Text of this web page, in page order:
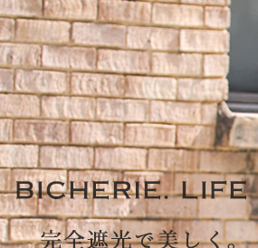
長傘
・Sサイズ（親骨50cm）
中棒伸縮タイプの使いやすい小ぶ
りサイズ。
・Ｍサイズ(親骨55cm)
一般的に使われている女性雨傘と
同サイズ。
折りたたみ傘
・2段タイプ(親骨50cm)
折りたたむのが楽で長傘のように
も持てます。